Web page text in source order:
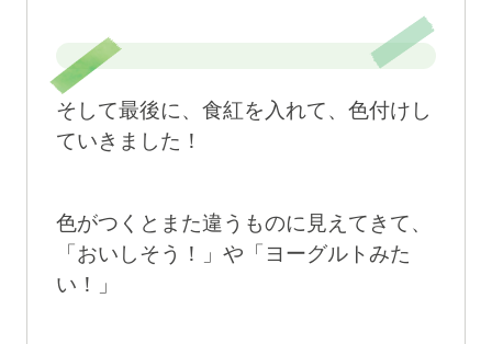
そして最後に、食紅を入れて、色付けし
ていきました！
色がつくとまた違うものに見えてきて、
「おいしそう！」や「ヨーグルトみた
い！」